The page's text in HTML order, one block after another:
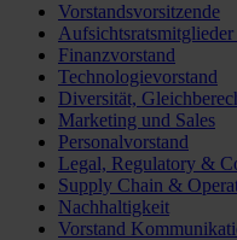
Vorstandsvorsitzende
Finanzvorstand
Technologievorstand
Diversität,
Marketing und Sales
Personalvorstand
Legal, Regulatory &
Supply Chain &
Nachhaltigkeit
Vorstand